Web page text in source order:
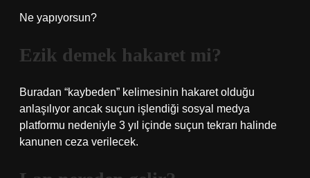
Ne yapıyorsun?
Ezik demek hakaret mi?
Buradan “kaybeden” kelimesinin hakaret olduğu
anlaşılıyor ancak suçun işlendiği sosyal medya
platformu nedeniyle 3 yıl içinde suçun tekrarı halinde
kanunen ceza verilecek.